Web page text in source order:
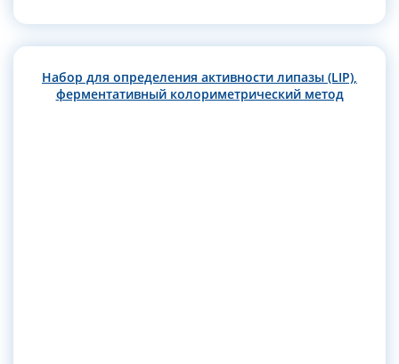
Набор для определения активности липазы (LIP),
ферментативный колориметрический метод